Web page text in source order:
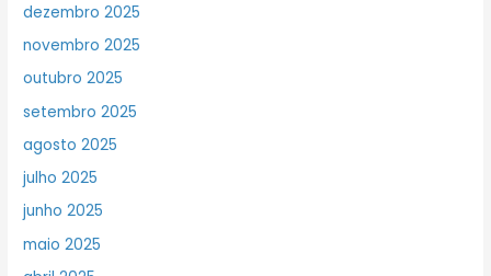
dezembro 2025
novembro 2025
outubro 2025
setembro 2025
agosto 2025
julho 2025
junho 2025
maio 2025